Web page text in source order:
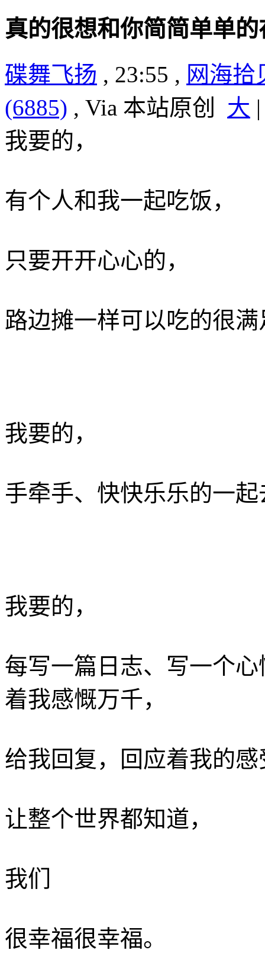
真的很想和你简简单单
碟舞飞扬 , 23:55 , 网海拾
(6885) , Via 本站原创 大
我要的， ­
有个人和我一起吃饭， ­
只要开开心心的， ­
路边摊一样可以吃的很满
我要的，­
手牵手、快快乐乐的一
我要的，
每写一篇日志、写一个
着我感慨万千， ­
给我回复，回应着我的感
让整个世界都知道，
我们
很幸福很幸福。 ­